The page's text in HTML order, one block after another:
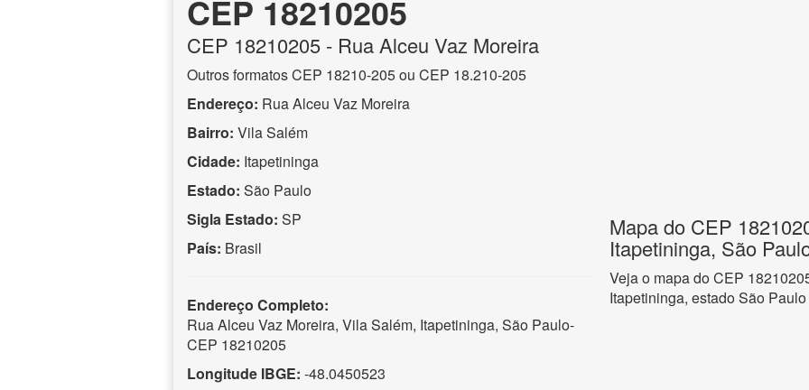
CEP 18210205
CEP 18210205 - Rua Alceu Vaz Moreira
Outros formatos CEP 18210-205 ou CEP 18.210-205
Endereço: Rua Alceu Vaz Moreira
Bairro: Vila Salém
Cidade: Itapetininga
Estado: São Paulo
Sigla Estado: SP
País: Brasil
Endereço Completo:
Rua Alceu Vaz Moreira, Vila Salém, Itapetininga, São Paulo-
CEP 18210205
Longitude IBGE: -48.0450523
Mapa do CEP
Itapetininga, São
Veja o mapa do CEP
Itapetininga, estado São